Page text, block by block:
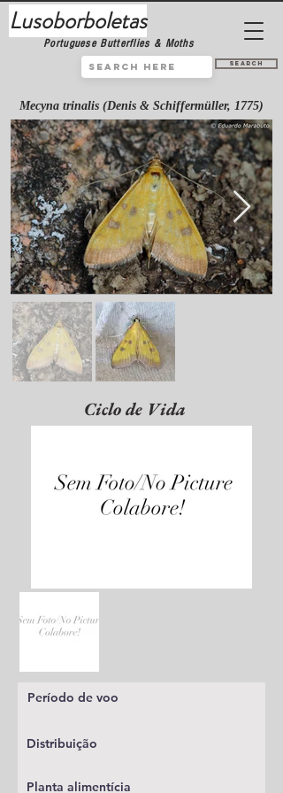
Lusoborboletas
Portuguese Butterflies & Moths
Search
Mecyna trinalis (Denis & Schiffermüller, 1775)
Ciclo de Vida
Período de voo
Distribuição
Planta alimentícia